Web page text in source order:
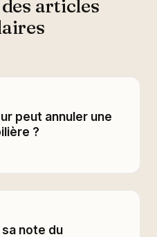
articles
peut annuler une
?
note du